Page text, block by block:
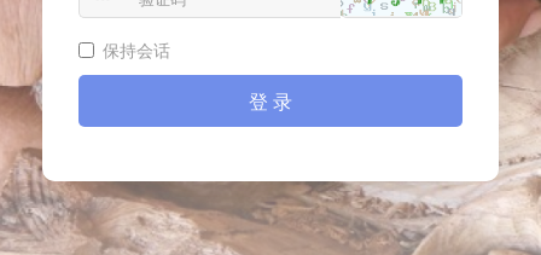
保持会话
登 录